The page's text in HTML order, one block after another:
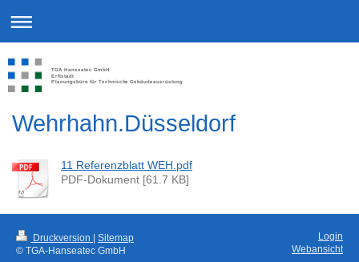
TGA Hanseatec GmbH
Erftstadt
Planungsbüro für Technische Gebäudeausrüstung
Wehrhahn.Düsseldorf
11 Referenzblatt WEH.pdf
PDF-Dokument [61.7 KB]
Druckversion | Sitemap
© TGA-Hanseatec GmbH
Login
Webansicht